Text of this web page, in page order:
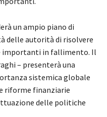
un ampio piano di
delle autorità di risolvere
importanti in fallimento. Il
– presenterà una
sistemica globale
riforme finanziarie
delle politiche